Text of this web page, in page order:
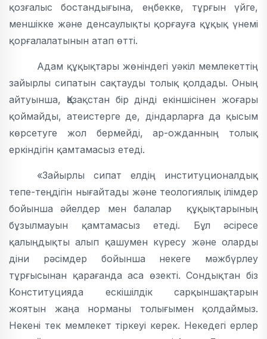
қозғалыс бостандығына, еңбекке, тұрғын үйге,
меншікке және денсаулықты қорғауға құқық үнемі
қорғалалатынын атап өтті.
Адам құқықтары жөніндегі уәкіл мемлекеттің
зайырлы сипатын сақтауды толық қолдады. Оның
айтуынша, Қазақстан бір дінді екіншісінен жоғары
қоймайды, атеистерге де, діндарларға да қысым
көрсетуге жол бермейді, ар-ожданның толық
еркіндігін қамтамасыз етеді.
«Зайырлы сипат елдің институционалдық
тепе-теңдігін нығайтады және теологиялық ілімдер
бойынша әйелдер мен балалар құқықтарының
бұзылмауын қамтамасыз етеді. Бұл әсіресе
қалыңдықты алып қашумен күресу және оларды
діни рәсімдер бойынша некеге мәжбүрлеу
тұрғысынан қарағанда аса өзекті. Сондықтан біз
Конституцияда ескішілдік сарқыншақтарын
жоятын жаңа норманы толығымен қолдаймыз.
Некені тек мемлекет тіркеуі керек. Некедегі ерлер